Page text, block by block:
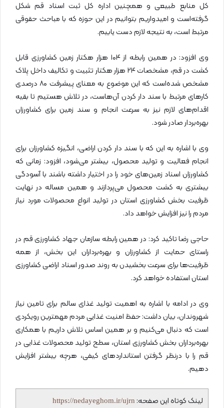
کل منابع طبیعی و همچنین اداره کل ثبت اسناد قم شکل
گرفته‌است و امیدواریم بتوانیم در این حوزه که با مباحث حقوقی
مرتبط است، به نتیجه لازم دست یابیم.
وی افزود: در همین رابطه از ۱۰۴ هزار هکتار زمین کشاورزی قابل
کشت در قم، مشخصات ۲۴ هزار هکتار تثبیت و تکالیف داخل پلاک
مشخص شده‌است که این موضوع به معنای پیشرفت ۸۰ درصدی
کارهای مرتبط با سند دار کردن آن‌هاست،‌ در تلاش هستیم تا بقیه
اقدام‌های لازم نیز به سرعت انجام و سند زمین برای کشاورزان
بهره‌بردار صادر شود.
وی با اشاره به این که با سند دار کردن اراضی، انگیزه کشاورزان برای
انجام فعالیت‌ و تولید محصول، بیشتر می‌شود، افزود: زمانی که
کشاورزان اسناد زمین‌های خود را در اختیار داشته‌ باشند با آسودگی
بیشتری به کشت محصول می‌پردازند و همین مساله در نهایت
ظرفیت بخش کشاورزی استان در تولید انواع محصولات مورد نیاز
مردم را نیز افزایش خواهد داد.
حاجی رضا تاکید کرد: در همین رابطه سازمان جهاد کشاورزی قم در
راستای حمایت از کشاورزان و بهره‌برداران این بخش،‌ از همه
ظرفیت‌ها برای سرعت بخشیدن به روند صدور اسناد اراضی کشاورزی
استان استفاده خواهد کرد.
وی در ادامه با اشاره به اهمیت تولید غذای سالم برای تامین نیاز
شهروندان، بیان داشت: حفظ امنیت غذایی مردم مهمترین رویکردی
است که دنبال می‌کنیم و بر همین اساس تلاش داریم با همکاری
بهره‌برداران بخش کشاورزی استان، سطح تولید محصولات غذایی در
قم را با درنظر گرفتن استانداردهای کیفی، هرچه بیشتر افزایش
دهیم.
لینک کوتاه این صفحه: https://nedayeghom.ir/ujrn